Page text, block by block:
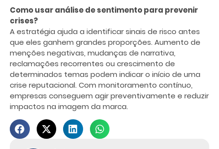
Como usar análise de sentimento para prevenir
crises?
A estratégia ajuda a identificar sinais de risco antes
que eles ganhem grandes proporções. Aumento de
menções negativas, mudanças de narrativa,
reclamações recorrentes ou crescimento de
determinados temas podem indicar o início de uma
crise reputacional. Com monitoramento contínuo,
empresas conseguem agir preventivamente e reduzir
impactos na imagem da marca.